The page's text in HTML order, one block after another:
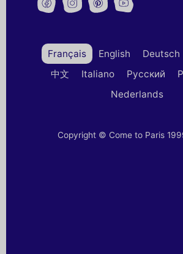
Français English Deutsch
中文
Italiano Русский
Nederlands
Copyright © Come to Paris